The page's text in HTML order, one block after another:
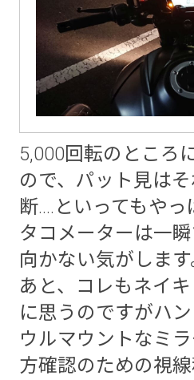
5,000回転のところ
ので、パット見は
断....といってもや
タコメーターは一
向かない気がします
あと、コレもネイ
に思うのですがハ
ウルマウントなミ
方確認のための視